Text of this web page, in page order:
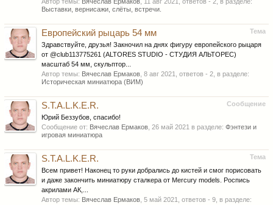
Выставки, вернисажи, слёты, встречи.
Тема
Европейский рыцарь 54 мм
Здравствуйте, друзья! Закночил на днях фигуру европейского рыцаря
от @club113775261 (ALTORES STUDIO - СТУДИЯ АЛЬТОРЕС)
масштаб 54 мм, скульптор...
Автор темы: Вячеслав Ермаков 8 авг 2021
, ответов - 2, в разделе:
Историческая миниатюра (ВИМ)
Сообщение
S.T.A.L.K.E.R.
Юрий Беззубов, спасибо!
Сообщение от: Вячеслав Ермаков 26 май 2021 в разделе: Фэнтези и
игровая миниатюра
Тема
S.T.A.L.K.E.R.
Всем привет! Наконец то руки добрались до кистей и смог порисовать
и даже закончить миниатюру сталкера от Mercury models. Роспись
акрилами АК,...
Автор темы: Вячеслав Ермаков 5 май 2021
, ответов - 9, в разделе: